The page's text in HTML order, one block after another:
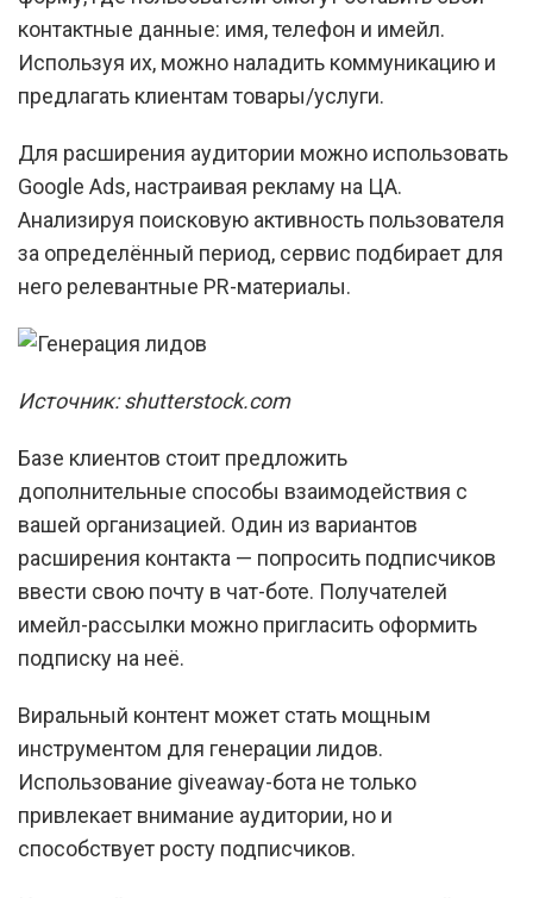
контактные данные: имя, телефон и имейл.
Используя их, можно наладить коммуникацию и
предлагать клиентам товары/услуги.
Для расширения аудитории можно использовать
Google Ads, настраивая рекламу на ЦА.
Анализируя поисковую активность пользователя
за определённый период, сервис подбирает для
него релевантные PR-материалы.
Источник: shutterstock.com
Базе клиентов стоит предложить
дополнительные способы взаимодействия с
вашей организацией. Один из вариантов
расширения контакта — попросить подписчиков
ввести свою почту в чат-боте. Получателей
имейл-рассылки можно пригласить оформить
подписку на неё.
Виральный контент может стать мощным
инструментом для генерации лидов.
Использование giveaway-бота не только
привлекает внимание аудитории, но и
способствует росту подписчиков.